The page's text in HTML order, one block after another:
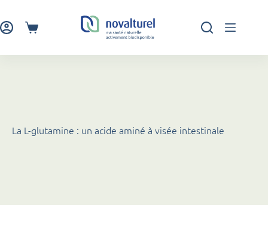
au
contenuPanier
La L-glutamine : un acide aminé à visée intestinale